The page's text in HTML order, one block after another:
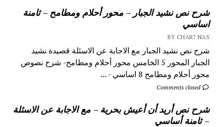
شرح نص نشيد الجبار – محور أحلام ومطامح – ثامنة
اساسي
BY CHAR7 NAS
شرح نص نشيد الجبار مع الاجابة عن الاسئلة قصيدة نشيد
الجبار المحور 5 الخامس محور أحلام ومطامح- شرح نصوص
محور أحلام ومطامح 8 اساسي - ...
Comments closed
شرح نص أريد أن أعيش بحرية – مع الاجابة عن الاسئلة
– ثامنة أساسي